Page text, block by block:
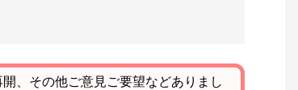
、その他ご意見ご要望などありまし